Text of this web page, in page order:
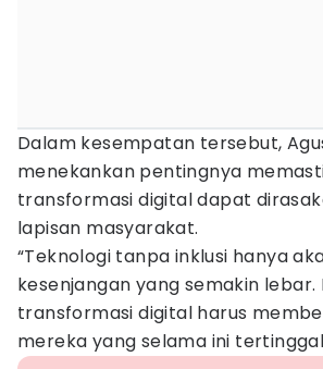
Dalam kesempatan tersebut,
menekankan pentingnya
transformasi digital dapat
lapisan masyarakat.
“Teknologi tanpa inklusi hanya
kesenjangan yang semakin lebar.
transformasi digital harus
mereka yang selama ini